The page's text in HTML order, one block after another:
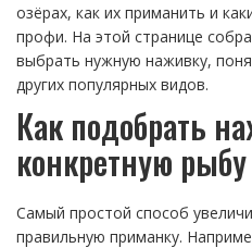
озёрах, как их приманить и
профи. На этой странице
выбрать нужную наживку,
других популярных видов.
Как подобрать
конкретную рыбу
Самый простой способ
правильную приманку.